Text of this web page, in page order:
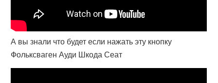
А вы знали что будет если нажать эту кнопку
Фольксваген Ауди Шкода Сеат